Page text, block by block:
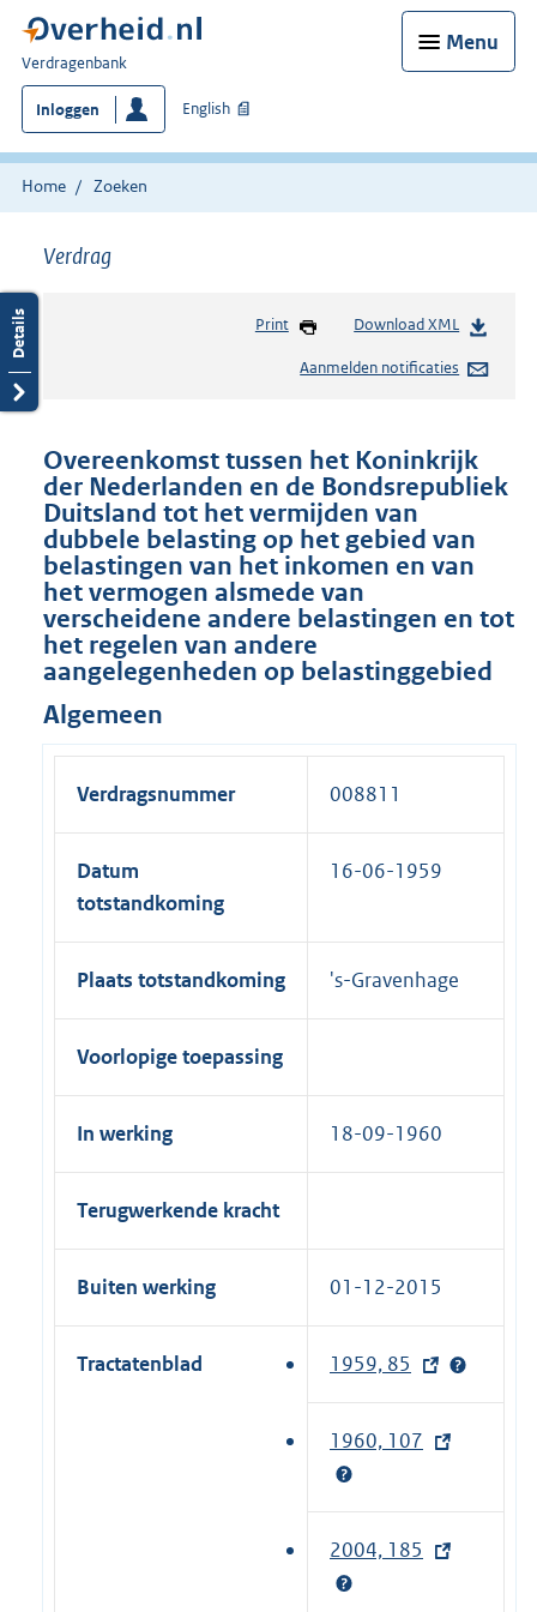
Menu
U
bent
hier:
Verdragenbank
Inloggen English
Home Zoeken
Verdrag
Print Download XML
Aanmelden notificaties
Overeenkomst tussen het Koninkrijk
der Nederlanden en de Bondsrepubliek
Duitsland tot het vermijden van
dubbele belasting op het gebied van
belastingen van het inkomen en van
het vermogen alsmede van
verscheidene andere belastingen en tot
het regelen van andere
aangelegenheden op belastinggebied
Algemeen
Verdragsnummer 008811
Datum
totstandkoming
16-06-1959
Plaats totstandkoming 's-Gravenhage
Voorlopige toepassing
In werking 18-09-1960
Terugwerkende kracht
Buiten werking 01-12-2015
Tractatenblad 1959, 85
e
x
n
1960, 107
x
2004, 185